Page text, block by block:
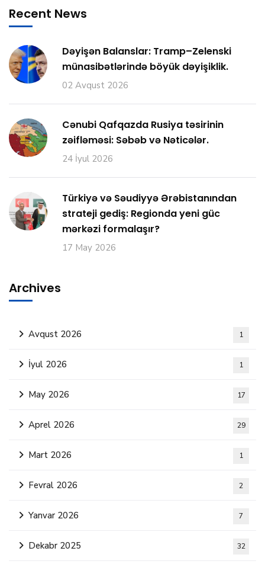
Recent News
Dəyişən Balanslar: Tramp–Zelenski
münasibətlərində böyük dəyişiklik.
02 Avqust 2026
Cənubi Qafqazda Rusiya təsirinin
zəifləməsi: Səbəb və Nəticələr.
24 İyul 2026
Türkiyə və Səudiyyə Ərəbistanından
strateji gediş: Regionda yeni güc
mərkəzi formalaşır?
17 May 2026
Archives
Avqust 2026 1
İyul 2026 1
May 2026 17
Aprel 2026 29
Mart 2026 1
Fevral 2026 2
Yanvar 2026 7
Dekabr 2025 32